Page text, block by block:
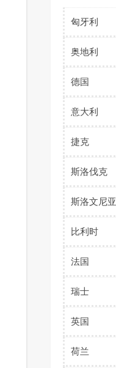
匈牙利
奥地利
德国
意大利
捷克
斯洛伐克
斯洛文尼亚
比利时
法国
瑞士
英国
荷兰